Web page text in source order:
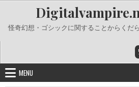
content
怪奇幻想・ゴシックに関することからくだ
MENU